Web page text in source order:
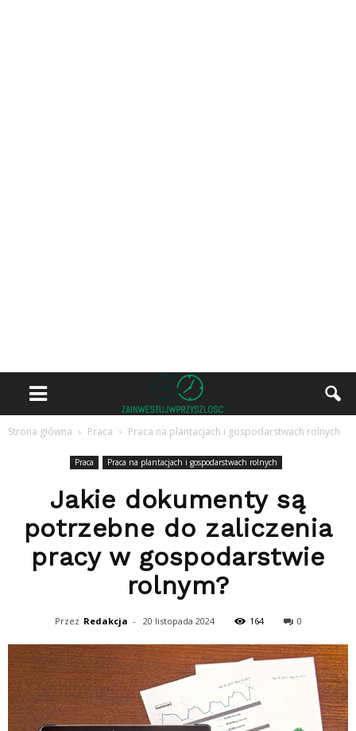
Strona główna Praca Praca na plantacjach i gospodarstwach rolnych
Praca Praca na plantacjach i gospodarstwach rolnych
Jakie dokumenty są
potrzebne do zaliczenia
pracy w gospodarstwie
rolnym?
Przez Redakcja - 20 listopada 2024 164 0